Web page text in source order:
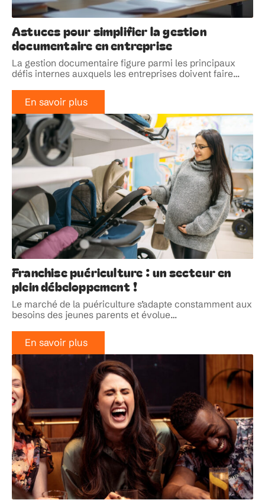
Astuces pour simplifier la gestion
documentaire en entreprise
La gestion documentaire figure parmi les principaux
défis internes auxquels les entreprises doivent faire…
En savoir plus
Franchise puériculture : un secteur en
plein débeloppement !
Le marché de la puériculture s’adapte constamment aux
besoins des jeunes parents et évolue…
En savoir plus